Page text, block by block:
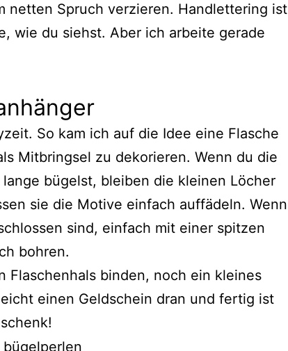
netten Spruch verzieren. Handlettering ist
wie du siehst. Aber ich arbeite gerade
So kam ich auf die Idee eine Flasche
Mitbringsel zu dekorieren. Wenn du die
bügelst, bleiben die kleinen Löcher
sie die Motive einfach auffädeln. Wenn
sind, einfach mit einer spitzen
bohren.
Flaschenhals binden, noch ein kleines
einen Geldschein dran und fertig ist